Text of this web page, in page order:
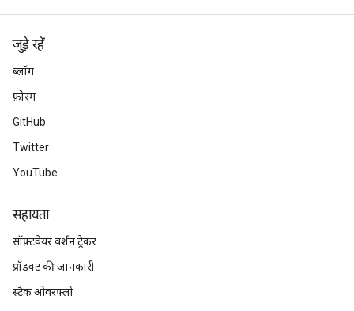
जुड़े रहें
ब्लॉग
फ़ोरम
GitHub
Twitter
YouTube
सहायता
सॉफ़्टवेयर वर्शन ट्रैकर
प्रॉडक्ट की जानकारी
स्टैक ओवरफ़्लो